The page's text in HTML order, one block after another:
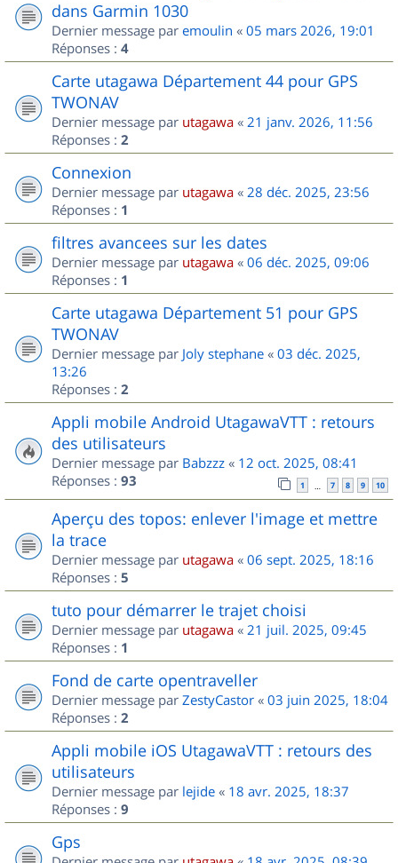
dans Garmin 1030
Dernier message par emoulin « 05 mars 2026, 19:01
Réponses : 4
Carte utagawa Département 44 pour GPS
TWONAV
Dernier message par utagawa « 21 janv. 2026, 11:56
Réponses : 2
Connexion
Dernier message par utagawa « 28 déc. 2025, 23:56
Réponses : 1
filtres avancees sur les dates
Dernier message par utagawa « 06 déc. 2025, 09:06
Réponses : 1
Carte utagawa Département 51 pour GPS
TWONAV
Dernier message par Joly stephane « 03 déc. 2025,
13:26
Réponses : 2
Appli mobile Android UtagawaVTT : retours
des utilisateurs
Dernier message par Babzzz « 12 oct. 2025, 08:41
Réponses : 93 1 … 7 8 9 10
Aperçu des topos: enlever l'image et mettre
la trace
Dernier message par utagawa « 06 sept. 2025, 18:16
Réponses : 5
tuto pour démarrer le trajet choisi
Dernier message par utagawa « 21 juil. 2025, 09:45
Réponses : 1
Fond de carte opentraveller
Dernier message par ZestyCastor « 03 juin 2025, 18:04
Réponses : 2
Appli mobile iOS UtagawaVTT : retours des
utilisateurs
Dernier message par lejide « 18 avr. 2025, 18:37
Réponses : 9
Gps